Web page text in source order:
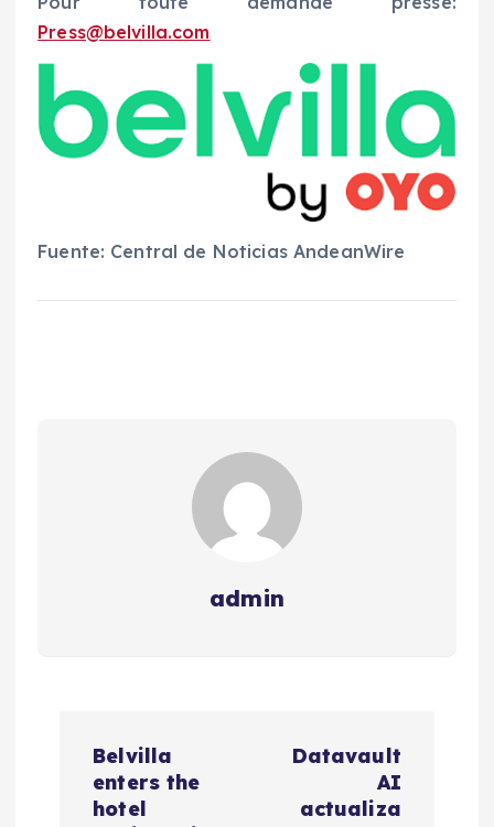
Press@belvilla.com
Fuente: Central de Noticias AndeanWire
admin
Belvilla
enters the
hotel
Datavault
AI
actualiza